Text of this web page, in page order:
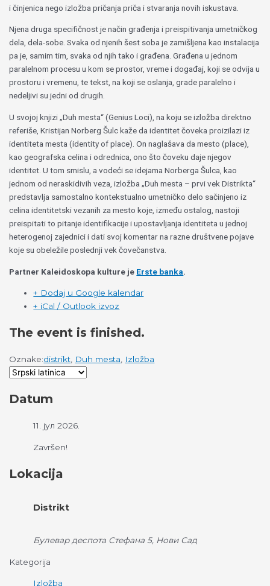
i činjenica nego izložba pričanja priča i stvaranja novih iskustava.
Njena druga specifičnost je način građenja i preispitivanja umetničkog
dela, dela-sobe. Svaka od njenih šest soba je zamišljena kao instalacija
pa je, samim tim, svaka od njih tako i građena. Građena u jednom
paralelnom procesu u kom se prostor, vreme i događaj, koji se odvija u
prostoru i vremenu, te tekst, na koji se oslanja, grade paralelno i
nedeljivi su jedni od drugih.
U svojoj knjizi „Duh mesta“ (Genius Loci), na koju se izložba direktno
referiše, Kristijan Norberg Šulc kaže da identitet čoveka proizilazi iz
identiteta mesta (identity of place). On naglašava da mesto (place),
kao geografska celina i odrednica, ono što čoveku daje njegov
identitet. U tom smislu, a vodeći se idejama Norberga Šulca, kao
jednom od neraskidivih veza, izložba „Duh mesta – prvi vek Distrikta“
predstavlja samostalno kontekstualno umetničko delo sačinjeno iz
celina identitetski vezanih za mesto koje, između ostalog, nastoji
preispitati to pitanje identifikacije i upostavljanja identiteta u jednoj
heterogenoj zajednici i dati svoj komentar na razne društvene pojave
koje su obeležile poslednji vek čovečanstva.
Partner Kaleidoskopa kulture je Erste banka.
+ Dodaj u Google kalendar
+ iCal / Outlook izvoz
The event is finished.
Oznake:distrikt, Duh mesta, Izložba
Datum
11. јул 2026.
Završen!
Lokacija
Distrikt
Булевар деспота Стефана 5, Нови Сад
Kategorija
Izložba